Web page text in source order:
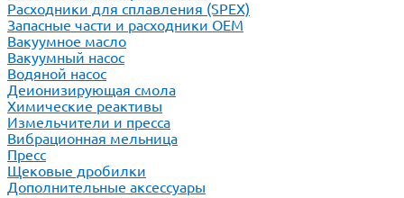
Расходники для сплавления (SPEX)
Запасные части и расходники ОЕМ
Вакуумное масло
Вакуумный насос
Водяной насос
Деионизирующая смола
Химические реактивы
Измельчители и пресса
Вибрационная мельница
Пресс
Щековые дробилки
Дополнительные аксессуары